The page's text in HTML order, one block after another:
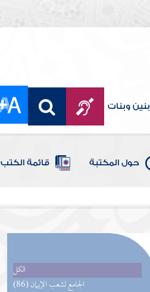
بنين وبنات
حول المكتبة قائمة الكتب
الكل
(86) الجامع لشعب الإيمان